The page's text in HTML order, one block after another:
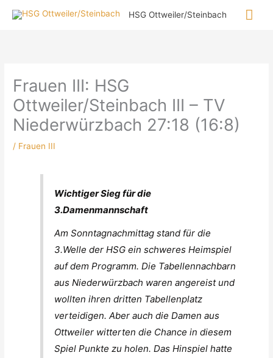
Inhalt
HSG Ottweiler/Steinbach
Frauen III: HSG
Ottweiler/Steinbach III – TV
Niederwürzbach 27:18 (16:8)
/ Frauen III
Wichtiger Sieg für die
3.Damenmannschaft
Am Sonntagnachmittag stand für die
3.Welle der HSG ein schweres Heimspiel
auf dem Programm. Die Tabellennachbarn
aus Niederwürzbach waren angereist und
wollten ihren dritten Tabellenplatz
verteidigen. Aber auch die Damen aus
Ottweiler witterten die Chance in diesem
Spiel Punkte zu holen. Das Hinspiel hatte